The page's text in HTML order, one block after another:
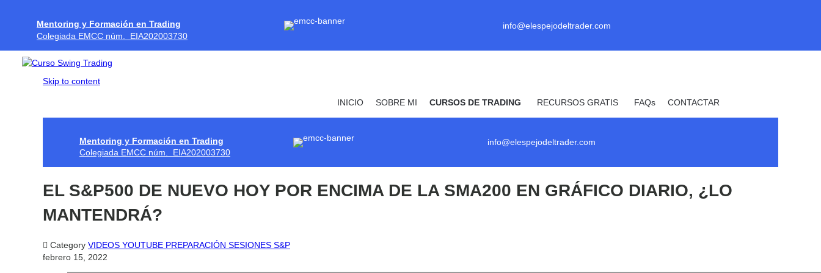
Mentoring y Formación en Trading
Colegiada EMCC núm. EIA202003730
info@elespejodeltrader.com
Skip to content
INICIO SOBRE MI CURSOS DE TRADING RECURSOS GRATIS FAQs CONTACTAR
Mentoring y Formación en Trading
Colegiada EMCC núm. EIA202003730
info@elespejodeltrader.com
EL S&P500 DE NUEVO HOY POR ENCIMA DE LA SMA200 EN GRÁFICO DIARIO, ¿LO
MANTENDRÁ?
 Category VIDEOS YOUTUBE PREPARACIÓN SESIONES S&P
febrero 15, 2022